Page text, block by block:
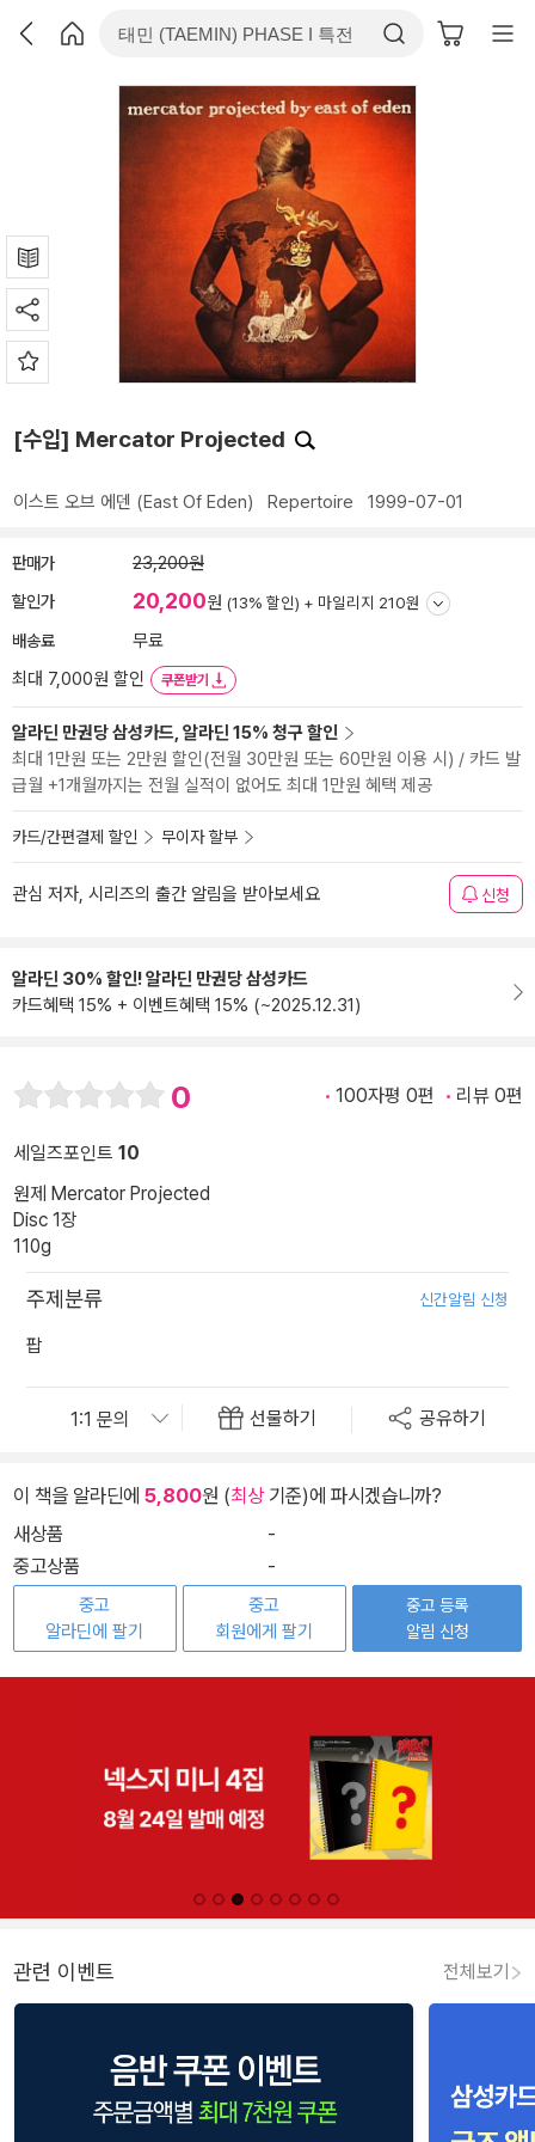
[수입] Mercator Projected
이스트 오브 에덴 (East Of Eden) Repertoire 1999-07-01
판매가 23,200원
할인가 20,200원 (13% 할인) + 마일리지 210원
배송료
무료
최대 7,000원 할인
쿠폰받기
알라딘 만권당 삼성카드, 알라딘 15% 청구 할인
최대 1만원 또는 2만원 할인(전월 30만원 또는 60만원 이용 시) / 카드 발
급월 +1개월까지는 전월 실적이 없어도 최대 1만원 혜택 제공
카드/간편결제 할인 무이자 할부
관심 저자, 시리즈의 출간 알림을 받아보세요 신청
알라딘 30% 할인! 알라딘 만권당 삼성카드
카드혜택 15% + 이벤트혜택 15% (~2025.12.31)
0 100자평 0편 리뷰 0편
세일즈포인트 10
원제 Mercator Projected
Disc 1장
110g
주제분류 신간알림 신청
팝
선물하기 공유하기
이 책을 알라딘에 5,800원 (최상기준)에 파시겠습니까?
새상품
-
중고상품
-
중고
알라딘에 팔기
중고
회원에게 팔기
중고 등록
알림 신청
관련 이벤트 전체보기